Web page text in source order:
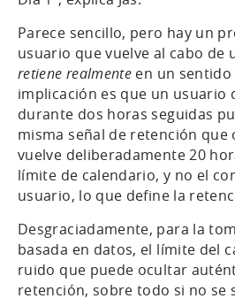
Parece sencillo, pero hay un
usuario que vuelve al cabo de
retiene realmente en un sentido
implicación es que un usuario
durante dos horas seguidas
misma señal de retención
vuelve deliberadamente 20
límite de calendario, y no el
usuario, lo que define la
Desgraciadamente, para la
basada en datos, el límite del
ruido que puede ocultar
retención, sobre todo si no se